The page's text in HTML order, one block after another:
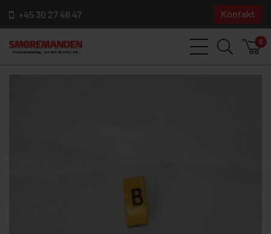
+45 30 27 46 47 Kontakt
0